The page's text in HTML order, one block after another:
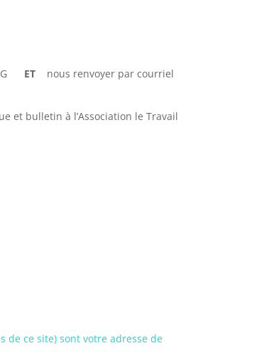
ET nous renvoyer par courriel
et bulletin à l’Association le Travail
de ce site) sont votre adresse de